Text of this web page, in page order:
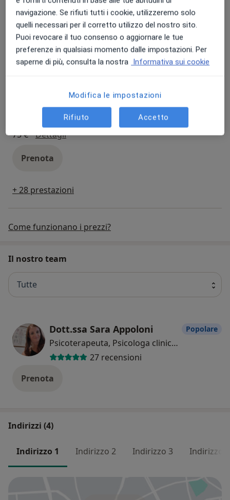
l'intero nucleo familiare all'occorrenza, con interventi
mirati e su misura.
Per saperne di più visita il nostro sito internet
(www.centroterapiacognitivak23) dove troverai un
Blog con articoli di psicologia su tante tematiche e
specialisti che compongono l’equipe.
Prenota
Psicoterapia online
70 €
Dettagli psicoterapia online
Sostegno alla genitorialità
75 €
Dettaglisostegno alla genitorialità
Prenota
+ 28 prestazioni
Come funzionano i prezzi?
Il nostro team
Tutte
Dott.ssa Sara Appoloni
Psicoterapeuta, Psicologa clinica, Psicologa
27 recensioni
Popolare
Prenota
Indirizzi (4)
Indirizzo 1 Indirizzo 2 Indirizzo 3 Indirizzo 4
navigazione. Se rifiuti tutti i cookie, utilizzeremo solo
quelli necessari per il corretto utilizzo del nostro sito.
Puoi revocare il tuo consenso o aggiornare le tue
preferenze in qualsiasi momento dalle impostazioni. Per
saperne di più, consulta la nostra Informativa sui cookie
Modifica le impostazioni
Rifiuto Accetto